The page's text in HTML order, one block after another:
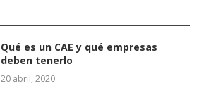
Qué es un CAE y qué empresas
deben tenerlo
20 abril, 2020